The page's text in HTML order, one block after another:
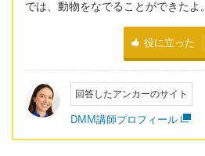
では、動物をなでることができたよ。
役に立った
回答したアンカーのサイト
DMM講師プロフィール